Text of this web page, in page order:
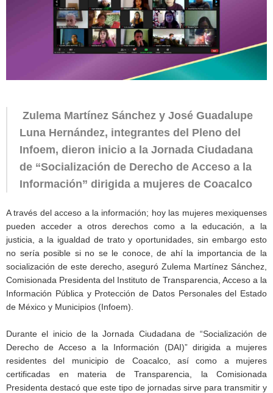
Zulema Martínez Sánchez y José Guadalupe
Luna Hernández, integrantes del Pleno del
Infoem, dieron inicio a la Jornada Ciudadana
de “Socialización de Derecho de Acceso a la
Información” dirigida a mujeres de Coacalco
A través del acceso a la información; hoy las mujeres mexiquenses
pueden acceder a otros derechos como a la educación, a la
justicia, a la igualdad de trato y oportunidades, sin embargo esto
no sería posible si no se le conoce, de ahí la importancia de la
socialización de este derecho, aseguró Zulema Martínez Sánchez,
Comisionada Presidenta del Instituto de Transparencia, Acceso a la
Información Pública y Protección de Datos Personales del Estado
de México y Municipios (Infoem).
Durante el inicio de la Jornada Ciudadana de “Socialización de
Derecho de Acceso a la Información (DAI)” dirigida a mujeres
residentes del municipio de Coacalco, así como a mujeres
certificadas en materia de Transparencia, la Comisionada
Presidenta destacó que este tipo de jornadas sirve para transmitir y